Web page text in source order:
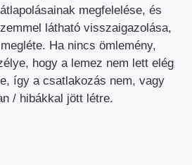
megfelelése, és
látható visszaigazolása,
Ha nincs ömlemény,
hogy a lemez nem lett elég
így a csatlakozás nem, vagy
/ hibákkal jött létre.